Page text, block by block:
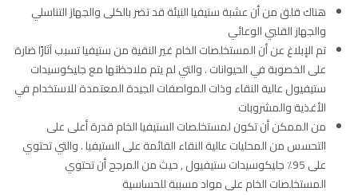
هناك قلق من أن عشبة ستيفيا النيئة قد تضر بالكلى والجهاز التناسلي
والجهاز القلبي الوعائي
تم الإبلاغ عن أن المستخلصات الخام غير النقية من ستيفيا تسبب آثارًا ضارة
على الخصوبة في الحيوانات . والتي لم يتم ملاحظتها مع جليكوسيدات
ستيفيول عالية النقاء وذات المواصفات الجيدة المعتمدة للاستخدام في
الأغذية والمشروبات
من الممكن أن تكون لمستخلصات الستيفيا الخام قدرة أعلى على
التحسس من المحليات عالية النقاء القائمة على الستيفيا . والتي تحتوي
على 95٪ جليكوسيدات ستيفيول , حيث من المرجح أن تحتوي
المستخلصات الخام على مواد مسببة للحساسية